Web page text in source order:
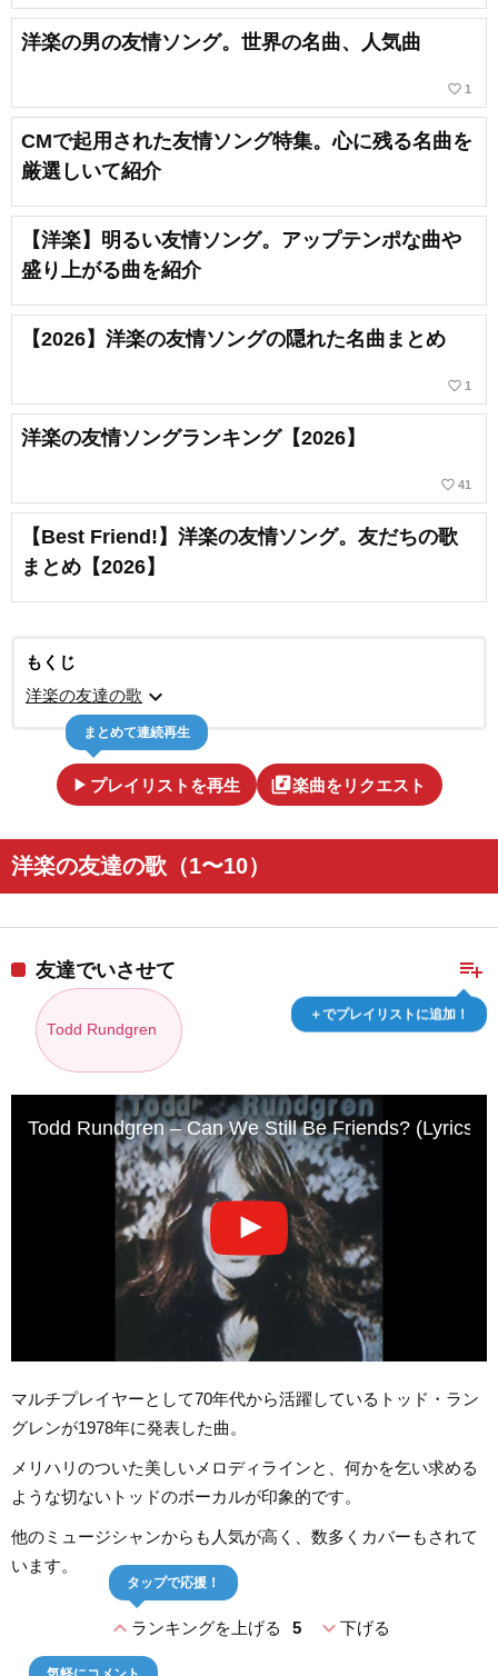
洋楽の男の友情ソング。世界の名曲、人気曲
favorite_border 1
CMで起用された友情ソング特集。心に残る名曲を
厳選しいて紹介
【洋楽】明るい友情ソング。アップテンポな曲や
盛り上がる曲を紹介
【2026】洋楽の友情ソングの隠れた名曲まとめ
favorite_border 1
洋楽の友情ソングランキング【2026】
favorite_border 41
【Best Friend!】洋楽の友情ソング。友だちの歌
まとめ【2026】
もくじ
洋楽の友達の歌 expand_more
play_arrow プレイリストを再生
まとめて連続再生
library_music楽曲をリクエスト
洋楽の友達の歌（1〜10）
playlist_add
＋でプレイリストに追加！
友達でいさせて
Todd Rundgren
Todd Rundgren – Can We Still Be Friends? (Lyrics
マルチプレイヤーとして70年代から活躍しているトッド・ラン
グレンが1978年に発表した曲。
メリハリのついた美しいメロディラインと、何かを乞い求める
ような切ないトッドのボーカルが印象的です。
他のミュージシャンからも人気が高く、数多くカバーもされて
います。
expand_lessランキングを上げる 5
タップで応援！
expand_more下げる